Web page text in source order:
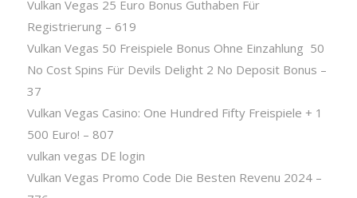
Vulkan Vegas 25 Euro Bonus Guthaben Für
Registrierung – 619
Vulkan Vegas 50 Freispiele Bonus Ohne Einzahlung ️ 50
No Cost Spins Für Devils Delight 2 No Deposit Bonus –
37
Vulkan Vegas Casino: One Hundred Fifty Freispiele + 1
500 Euro! – 807
vulkan vegas DE login
Vulkan Vegas Promo Code Die Besten Revenu 2024 –